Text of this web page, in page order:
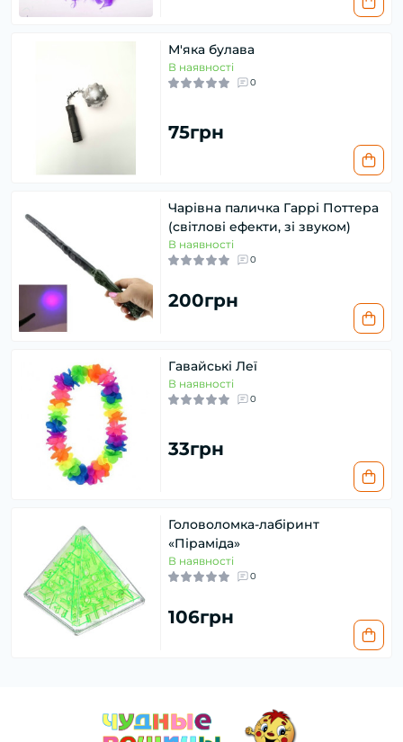
М'яка булава
В наявності
0
75грн
Чарівна паличка Гаррі Поттера
(світлові ефекти, зі звуком)
В наявності
0
200грн
Гавайські Леї
В наявності
0
33грн
Головоломка-лабіринт
«Піраміда»
В наявності
0
106грн